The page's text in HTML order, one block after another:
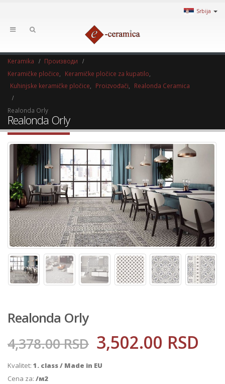
Srbija
Keramika
Производи
Keramičke pločice
Keramičke pločice za kupatilo
Kuhinjske keramičke pločice
Proizvođači Realonda Ceramica
Realonda Orly
Realonda Orly
Realonda Orly
4,378.00RSD 3,502.00 RSD
Kvalitet: 1. class / Made in EU
Cena za: /м2